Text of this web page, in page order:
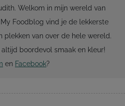
Welkom in mijn wereld van
Foodblog vind je de lekkerste
plekken van over de hele wereld.
altijd boordevol smaak en kleur!
en Facebook?